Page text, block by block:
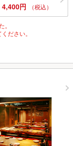
4,400円 （税込）
ださい。